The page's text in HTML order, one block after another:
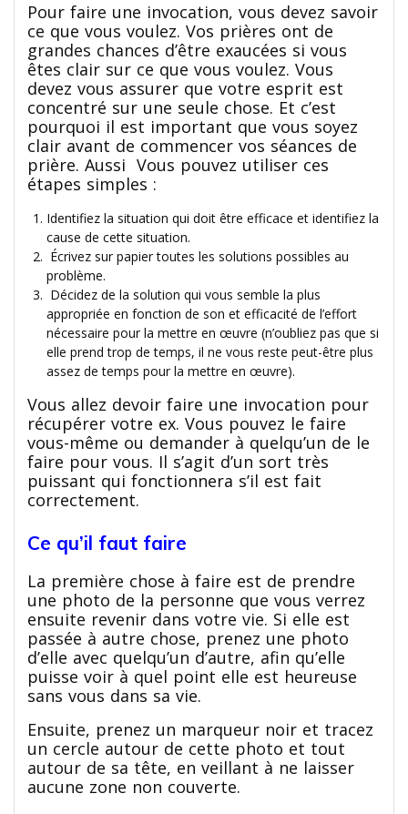
Pour faire une invocation, vous devez savoir
ce que vous voulez. Vos prières ont de
grandes chances d’être exaucées si vous
êtes clair sur ce que vous voulez. Vous
devez vous assurer que votre esprit est
concentré sur une seule chose. Et c’est
pourquoi il est important que vous soyez
clair avant de commencer vos séances de
prière. Aussi Vous pouvez utiliser ces
étapes simples :
Identifiez la situation qui doit être efficace et identifiez la
cause de cette situation.
Écrivez sur papier toutes les solutions possibles au
problème.
Décidez de la solution qui vous semble la plus
appropriée en fonction de son et efficacité de l’effort
nécessaire pour la mettre en œuvre (n’oubliez pas que si
elle prend trop de temps, il ne vous reste peut-être plus
assez de temps pour la mettre en œuvre).
Vous allez devoir faire une invocation pour
récupérer votre ex. Vous pouvez le faire
vous-même ou demander à quelqu’un de le
faire pour vous. Il s’agit d’un sort très
puissant qui fonctionnera s’il est fait
correctement.
Ce qu’il faut faire
La première chose à faire est de prendre
une photo de la personne que vous verrez
ensuite revenir dans votre vie. Si elle est
passée à autre chose, prenez une photo
d’elle avec quelqu’un d’autre, afin qu’elle
puisse voir à quel point elle est heureuse
sans vous dans sa vie.
Ensuite, prenez un marqueur noir et tracez
un cercle autour de cette photo et tout
autour de sa tête, en veillant à ne laisser
aucune zone non couverte.